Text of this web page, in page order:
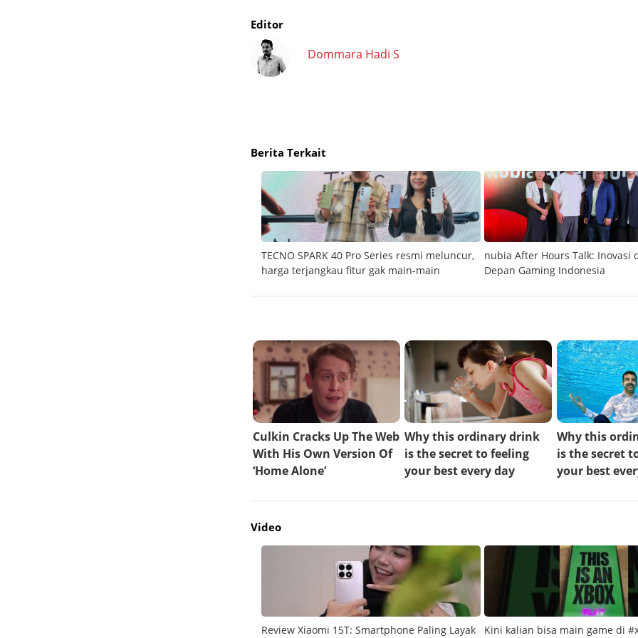
Editor
Dommara Hadi S
Berita Terkait
TECNO SPARK 40 Pro Series resmi meluncur,
harga terjangkau fitur gak main-main
nubia After Hours Talk: Inovasi
Depan Gaming Indonesia
Video
Review Xiaomi 15T: Smartphone Paling Layak Kini kalian bisa main game di